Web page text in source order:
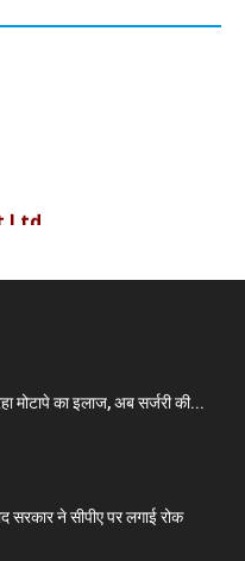
Ltd
मोटापे का इलाज, अब सर्जरी की...
सरकार ने सीपीए पर लगाई रोक